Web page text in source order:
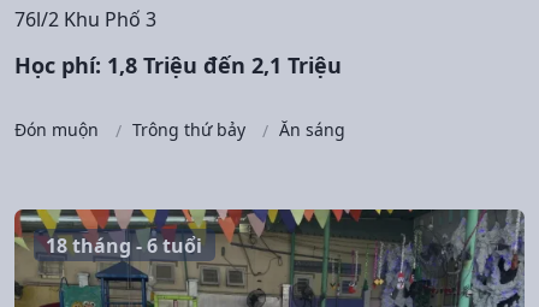
76l/2 Khu Phố 3
Học phí: 1,8 Triệu đến 2,1 Triệu
Đón muộn Trông thứ bảy Ăn sáng
18 tháng - 6 tuổi